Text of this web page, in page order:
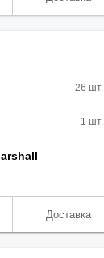
26 шт.
1 шт.
Доставка